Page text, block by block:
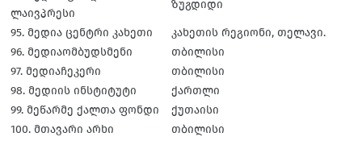
ლაივპრესი
ზუგდიდი
95. მედია ცენტრი კახეთი
კახეთის რეგიონი, თელავი.
96. მედიაომბუდსმენი
თბილისი
97. მედიაჩეკერი
თბილისი
98. მედიის ინსტიტუტი
ქართლი
99. მეწარმე ქალთა ფონდი
ქუთაისი
100. მთავარი არხი
თბილისი